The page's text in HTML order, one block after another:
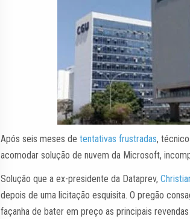
Após seis meses detentativas frustradas,
acomodar solução de nuvem da Microsoft,
Solução que a ex-presidente da Dataprev,
depois de uma licitação esquisita. O pregão
façanha de bater em preço as principais